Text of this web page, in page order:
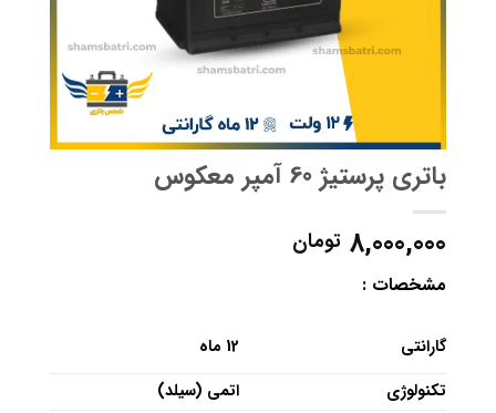
باتری پرستیژ 60 آمپر معکوس
8,000,000 تومان
مشخصات :
گارانتی
12 ماه
تکنولوژی
اتمی (سیلد)